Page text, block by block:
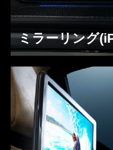
ミラーリング